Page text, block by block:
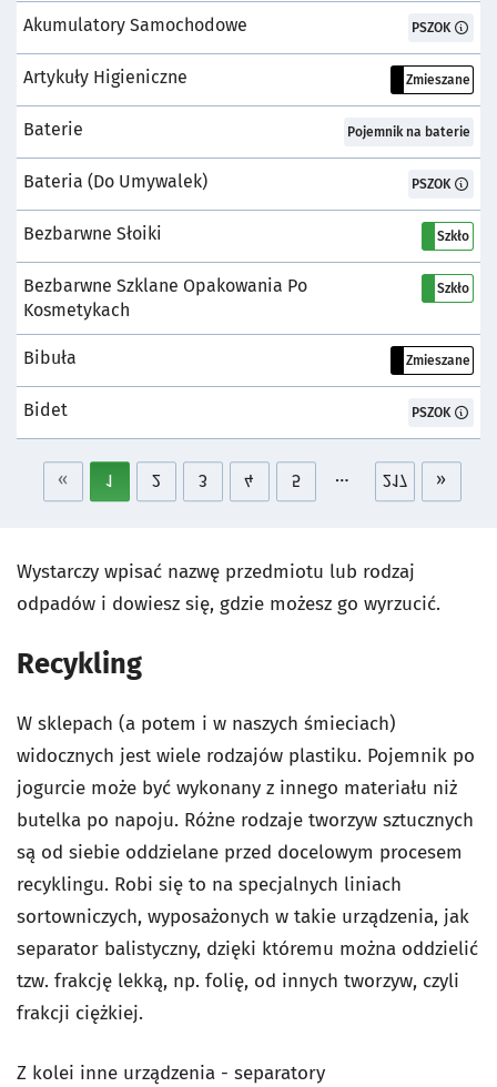
Akumulatory Samochodowe Pojemnik:
PSZOK
Artykuły Higieniczne Pojemnik:
Zmieszane
Baterie Pojemnik:
Pojemnik na baterie
Bateria (do Umywalek) Pojemnik:
PSZOK
Bezbarwne Słoiki Pojemnik:
Szkło
Bezbarwne Szklane Opakowania Po
Kosmetykach
Pojemnik:
Szkło
Bibuła Pojemnik:
Zmieszane
Bidet Pojemnik:
PSZOK
« 1 2 3 4 5 … 217 »
Wystarczy wpisać nazwę przedmiotu lub rodzaj
odpadów i dowiesz się, gdzie możesz go wyrzucić.
Recykling
W sklepach (a potem i w naszych śmieciach)
widocznych jest wiele rodzajów plastiku. Pojemnik po
jogurcie może być wykonany z innego materiału niż
butelka po napoju. Różne rodzaje tworzyw sztucznych
są od siebie oddzielane przed docelowym procesem
recyklingu. Robi się to na specjalnych liniach
sortowniczych, wyposażonych w takie urządzenia, jak
separator balistyczny, dzięki któremu można oddzielić
tzw. frakcję lekką, np. folię, od innych tworzyw, czyli
frakcji ciężkiej.
Z kolei inne urządzenia - separatory